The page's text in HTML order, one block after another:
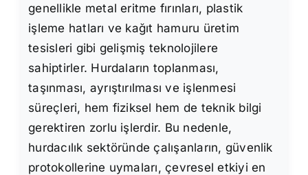
genellikle metal eritme fırınları, plastik
işleme hatları ve kağıt hamuru üretim
tesisleri gibi gelişmiş teknolojilere
sahiptirler. Hurdaların toplanması,
taşınması, ayrıştırılması ve işlenmesi
süreçleri, hem fiziksel hem de teknik bilgi
gerektiren zorlu işlerdir. Bu nedenle,
hurdacılık sektöründe çalışanların, güvenlik
protokollerine uymaları, çevresel etkiyi en